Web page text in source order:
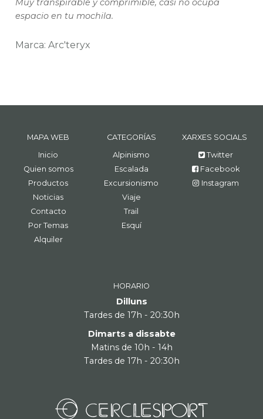
Marca: Arc'teryx
Muy transpirable y comprimible, casi no ocupa
espacio en tu mochila.
MAPA WEB
Inicio
Quien somos
Productos
Noticias
Contacto
Por Temas
Alquiler
CATEGORÍAS
Alpinismo
Escalada
Excursionismo
Viaje
Trail
Esquí
XARXES SOCIALS
Twitter
Facebook
Instagram
HORARIO
Dilluns
Tardes de 17h - 20:30h
Dimarts a dissabte
Matins de 10h - 14h
Tardes de 17h - 20:30h